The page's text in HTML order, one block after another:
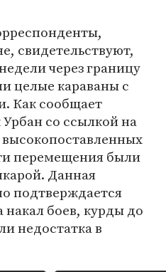
свидетельствуют,
через границу
целые караваны с
Как сообщает
со ссылкой на
перемещения были
Данная
подтверждается
боев, курды до
недостатка в